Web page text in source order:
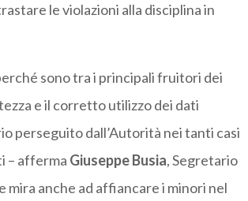
le violazioni alla disciplina in
sono tra i principali fruitori dei
e il corretto utilizzo dei dati
perseguito dall’Autorità nei tanti casi
– afferma Giuseppe Busia, Segretario
mira anche ad affiancare i minori nel